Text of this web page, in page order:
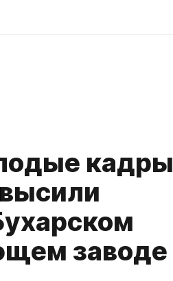
кадры
заводе